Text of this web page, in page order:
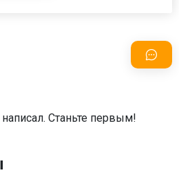
Станьте первым!